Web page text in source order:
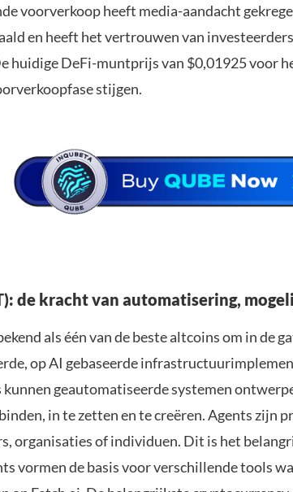
voorverkoop heeft media-aandacht
en heeft het vertrouwen van
huidige DeFi-muntprijs van $0,01925 voor
stijgen.
de kracht van automatisering,
als één van de beste altcoins om in de
op AI gebaseerde
geautomatiseerde systemen
in te zetten en te creëren. Agents zijn
organisaties of individuen. Dit is het
vormen de basis voor verschillende tools